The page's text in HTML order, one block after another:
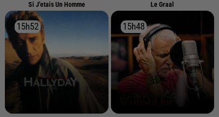
Si J'etais Un Homme Le Graal
15h52
15h52 15h48
15h48